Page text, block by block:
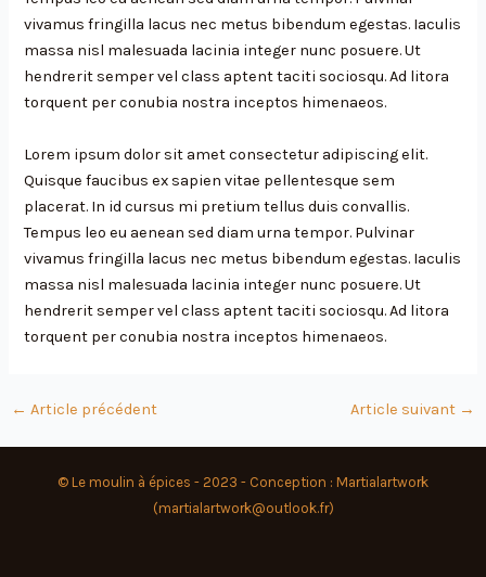
vivamus fringilla lacus nec metus bibendum egestas. Iaculis
massa nisl malesuada lacinia integer nunc posuere. Ut
hendrerit semper vel class aptent taciti sociosqu. Ad litora
torquent per conubia nostra inceptos himenaeos.
Lorem ipsum dolor sit amet consectetur adipiscing elit.
Quisque faucibus ex sapien vitae pellentesque sem
placerat. In id cursus mi pretium tellus duis convallis.
Tempus leo eu aenean sed diam urna tempor. Pulvinar
vivamus fringilla lacus nec metus bibendum egestas. Iaculis
massa nisl malesuada lacinia integer nunc posuere. Ut
hendrerit semper vel class aptent taciti sociosqu. Ad litora
torquent per conubia nostra inceptos himenaeos.
← Article précédent Article suivant →
© Le moulin à épices - 2023 - Conception : Martialartwork
(martialartwork@outlook.fr)